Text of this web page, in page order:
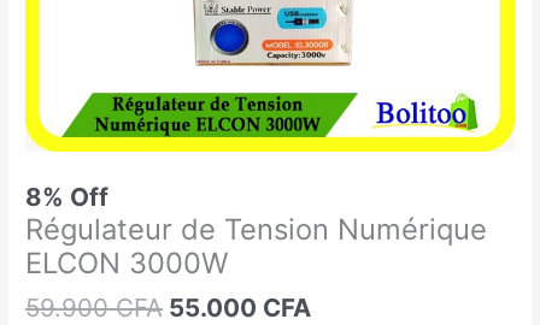
8% Off
Régulateur de Tension Numérique
ELCON 3000W
59.900CFA 55.000 CFA